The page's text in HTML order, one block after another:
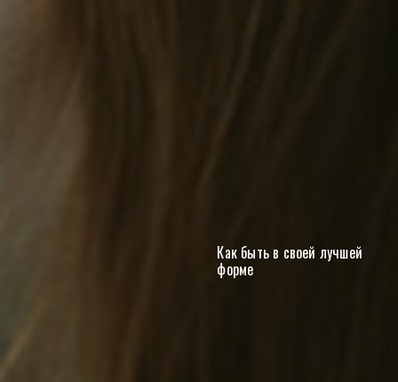
Как быть в своей лучшей
форме